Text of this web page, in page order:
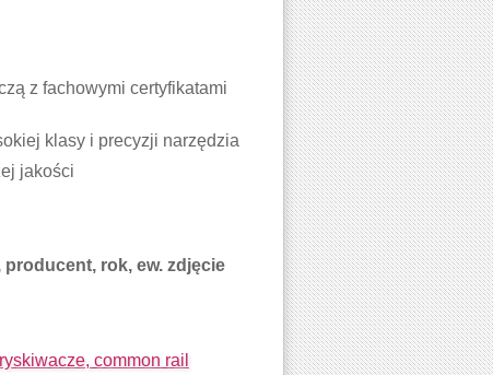
z fachowymi certyfikatami
klasy i precyzji narzędzia
jakości
rok, ew. zdjęcie
common rail